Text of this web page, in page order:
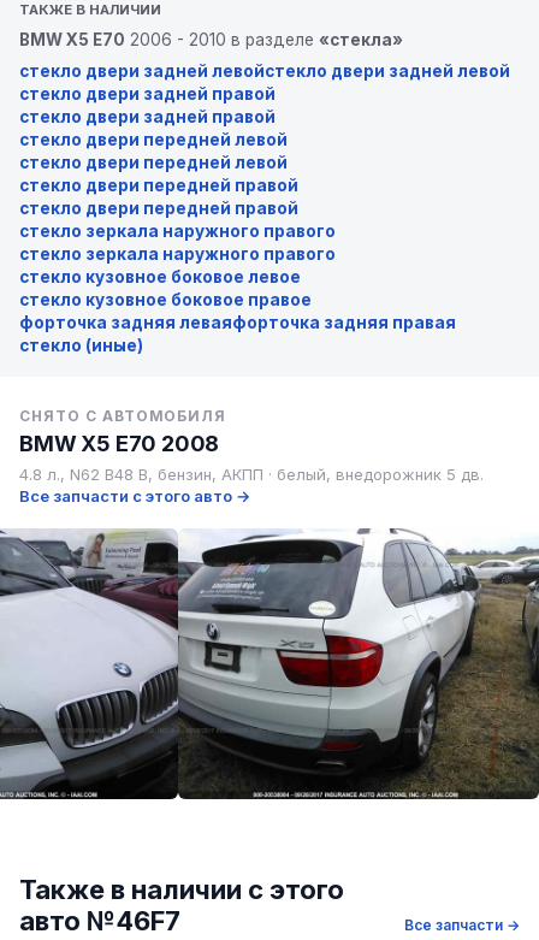
ТАКЖЕ В НАЛИЧИИ
BMW X5 E70 2006 - 2010 в разделе «стекла»
стекло двери задней левойстекло двери задней левой
стекло двери задней правой
стекло двери задней правой
стекло двери передней левой
стекло двери передней левой
стекло двери передней правой
стекло двери передней правой
стекло зеркала наружного правого
стекло зеркала наружного правого
стекло кузовное боковое левое
стекло кузовное боковое правое
форточка задняя леваяфорточка задняя правая
стекло (иные)
СНЯТО С АВТОМОБИЛЯ
BMW X5 E70 2008
4.8 л., N62 B48 B, бензин, АКПП · белый, внедорожник 5 дв.
Все запчасти с этого авто →
Также в наличии с этого
авто №46F7
Все запчасти →